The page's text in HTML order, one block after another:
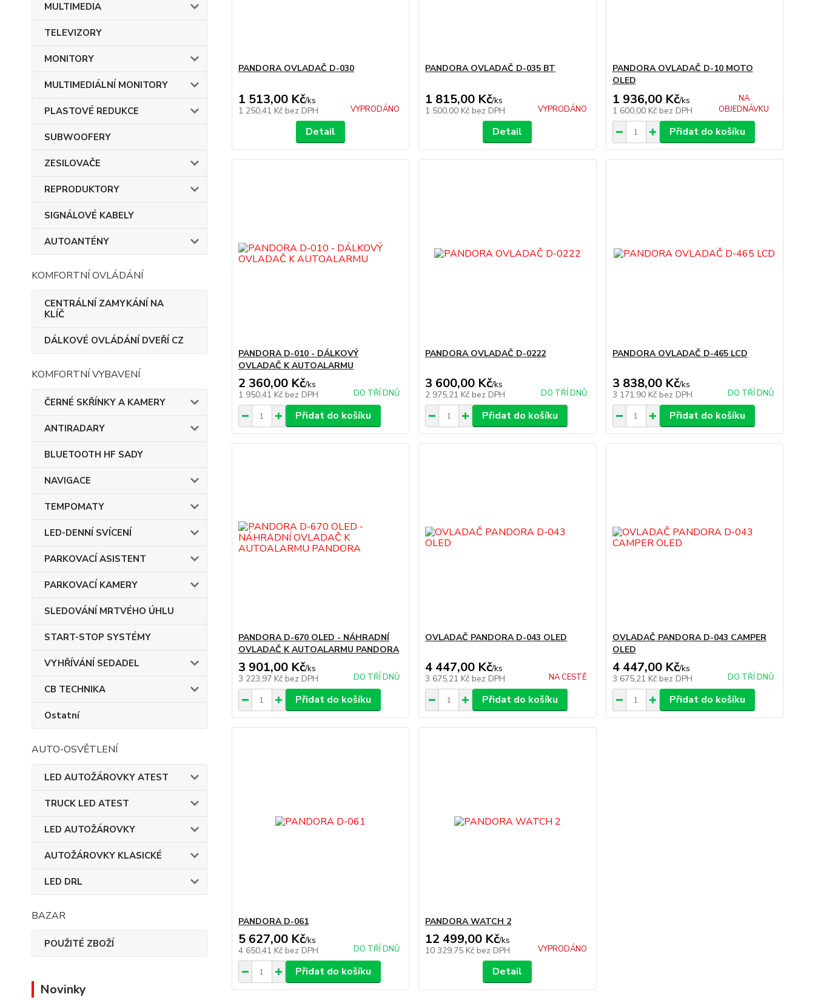
MULTIMEDIA
TELEVIZORY
MONITORY
MULTIMEDIÁLNÍ MONITORY
PLASTOVÉ REDUKCE
SUBWOOFERY
ZESILOVAČE
REPRODUKTORY
SIGNÁLOVÉ KABELY
AUTOANTÉNY
KOMFORTNÍ OVLÁDÁNÍ
CENTRÁLNÍ ZAMYKÁNÍ NA
KLÍČ
DÁLKOVÉ OVLÁDÁNÍ DVEŘÍ CZ
KOMFORTNÍ VYBAVENÍ
ČERNÉ SKŘÍNKY A KAMERY
ANTIRADARY
BLUETOOTH HF SADY
NAVIGACE
TEMPOMATY
LED-DENNÍ SVÍCENÍ
PARKOVACÍ ASISTENT
PARKOVACÍ KAMERY
SLEDOVÁNÍ MRTVÉHO ÚHLU
START-STOP SYSTÉMY
VYHŘÍVÁNÍ SEDADEL
CB TECHNIKA
Ostatní
AUTO-OSVĚTLENÍ
LED AUTOŽÁROVKY ATEST
TRUCK LED ATEST
LED AUTOŽÁROVKY
AUTOŽÁROVKY KLASICKÉ
LED DRL
BAZAR
POUŽITÉ ZBOŽÍ
Novinky
PANDORA OVLADAČ D-030
1 513,00 Kč/ks
1 250,41 Kč bez DPH VYPRODÁNO
Detail
PANDORA OVLADAČ D-035 BT
1 815,00 Kč/ks
1 500,00 Kč bez DPH VYPRODÁNO
Detail
PANDORA OVLADAČ D-10 MOTO
OLED
1 936,00 Kč/ks
1 600,00 Kč bez DPH
NA
OBJEDNÁVKU
Přidat do košíku
PANDORA D-010 - DÁLKOVÝ
OVLADAČ K AUTOALARMU
2 360,00 Kč/ks
1 950,41 Kč bez DPH DO TŘÍ DNŮ
Přidat do košíku
PANDORA OVLADAČ D-0222
3 600,00 Kč/ks
2 975,21 Kč bez DPH DO TŘÍ DNŮ
Přidat do košíku
PANDORA OVLADAČ D-465 LCD
3 838,00 Kč/ks
3 171,90 Kč bez DPH DO TŘÍ DNŮ
Přidat do košíku
PANDORA D-670 OLED - NÁHRADNÍ
OVLADAČ K AUTOALARMU PANDORA
3 901,00 Kč/ks
3 223,97 Kč bez DPH DO TŘÍ DNŮ
Přidat do košíku
OVLADAČ PANDORA D-043 OLED
4 447,00 Kč/ks
3 675,21 Kč bez DPH NA CESTĚ
Přidat do košíku
OVLADAČ PANDORA D-043 CAMPER
OLED
4 447,00 Kč/ks
3 675,21 Kč bez DPH DO TŘÍ DNŮ
Přidat do košíku
PANDORA D-061
5 627,00 Kč/ks
4 650,41 Kč bez DPH DO TŘÍ DNŮ
Přidat do košíku
PANDORA WATCH 2
12 499,00 Kč/ks
10 329,75 Kč bez DPH VYPRODÁNO
Detail